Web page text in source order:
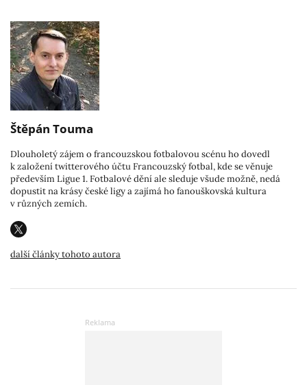
Štěpán Touma
Dlouholetý zájem o francouzskou fotbalovou scénu ho dovedl
k založení twitterového účtu Francouzský fotbal, kde se věnuje
především Ligue 1. Fotbalové dění ale sleduje všude možně, nedá
dopustit na krásy české ligy a zajímá ho fanouškovská kultura
v různých zemích.
další články tohoto autora